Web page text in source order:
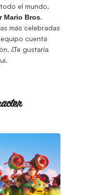
el mundo.
Mario Bros.
más celebradas
cuenta
¿Te gustaría